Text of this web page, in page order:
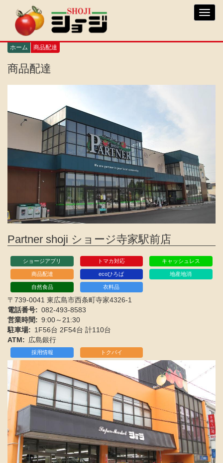
ン ホーム 商品配達
商品配達
Partner shoji ショージ寺家駅前店
ショージアプリ トマカ対応 キャッシュレス
商品配達 ecoひろば 地産地消
自然食品 衣料品
〒739-0041 東広島市西条町寺家4326-1
電話番号
082-493-8583
営業時間
9:00～21:30
駐車場
1F56台 2F54台 計110台
ATM
広島銀行
採用情報 トクバイ